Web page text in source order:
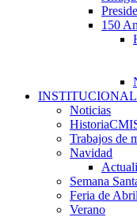
150
INSTITUCIONAL
Noticias
Trabajos de
Navidad
Semana
Feria de Abril
Verano